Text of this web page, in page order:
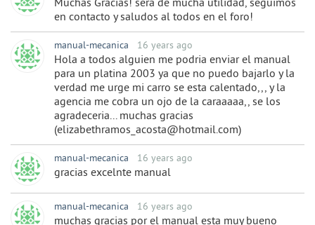
Muchas Gracias! será de mucha utilidad, seguimos
en contacto y saludos al todos en el foro!
manual-mecanica 16 years ago
Hola a todos alguien me podria enviar el manual
para un platina 2003 ya que no puedo bajarlo y la
verdad me urge mi carro se esta calentado,,, y la
agencia me cobra un ojo de la caraaaaa,, se los
agradeceria... muchas gracias
(elizabethramos_acosta@hotmail.com)
manual-mecanica 16 years ago
gracias excelnte manual
manual-mecanica 16 years ago
muchas gracias por el manual esta muy bueno